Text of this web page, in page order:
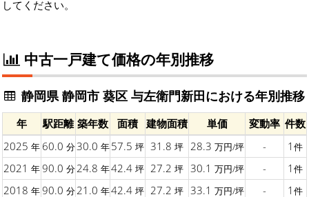
してください。
中古一戸建て価格の年別推移
静岡県 静岡市 葵区 与左衛門新田における年別推移
年 駅距離 築年数 面積 建物面積 単価 変動率 件数
2025 年 60.0 分30.0 年57.5 坪 31.8 坪 28.3 万円/坪 - 1 件
2021 年90.0 分24.8 年42.4 坪 27.2 坪 30.1 万円/坪 - 1 件
2018 年90.0 分21.0 年42.4 坪 27.2 坪 33.1 万円/坪 - 1 件